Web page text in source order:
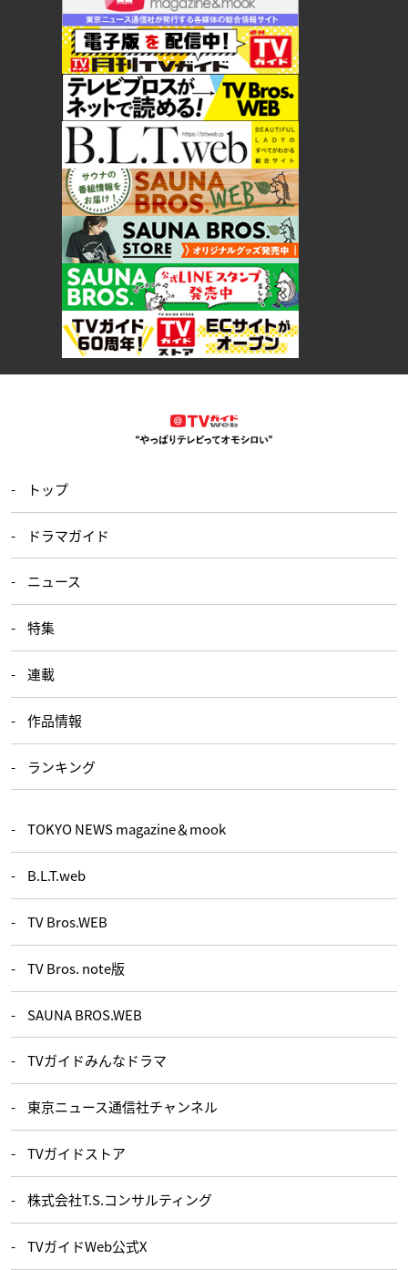
トップ
ドラマガイド
ニュース
特集
連載
作品情報
ランキング
TOKYO NEWS magazine＆mook
B.L.T.web
TV Bros.WEB
TV Bros. note版
SAUNA BROS.WEB
TVガイドみんなドラマ
東京ニュース通信社チャンネル
TVガイドストア
株式会社T.S.コンサルティング
TVガイドWeb公式X